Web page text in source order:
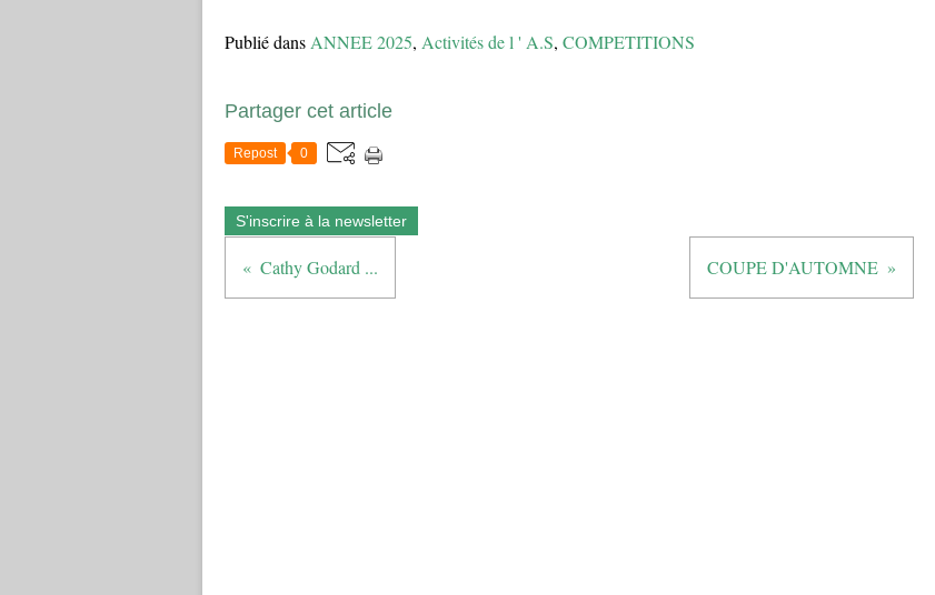
Publié dans ANNEE 2025, Activités de l ' A.S, COMPETITIONS
Partager cet article
Repost 0
S'inscrire à la newsletter
Cathy Godard ... COUPE D'AUTOMNE